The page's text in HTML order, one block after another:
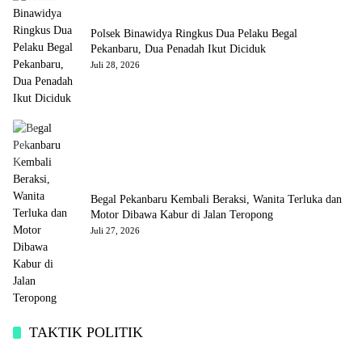
Polsek Binawidya Ringkus Dua Pelaku Begal
Pekanbaru, Dua Penadah Ikut Diciduk
Juli 28, 2026
Begal Pekanbaru Kembali Beraksi, Wanita Terluka dan
Motor Dibawa Kabur di Jalan Teropong
Juli 27, 2026
TAKTIK POLITIK